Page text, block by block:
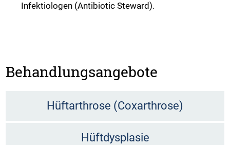
Infektiologen (Antibiotic Steward).
Behandlungsangebote
Hüftarthrose (Coxarthrose)
Hüftdysplasie